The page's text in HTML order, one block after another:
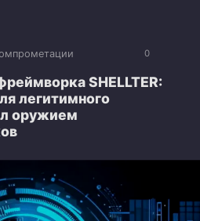
0
SHELLTER:
легитимного
оружием